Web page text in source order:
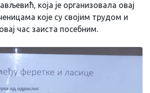
која је организовала овај
које су својим трудом и
час заиста посебним.